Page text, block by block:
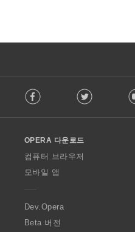
o
w
O
p
a
Facebook Twitter
OPERA 다운로드
컴퓨터 브라우저
모바일 앱
Dev.Opera
Beta 버전